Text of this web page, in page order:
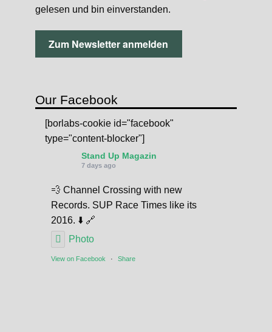
gelesen und bin einverstanden.
Our Facebook
[borlabs-cookie id="facebook"
type="content-blocker"]
Stand Up Magazin
7 days ago
💨 Channel Crossing with new
Records. SUP Race Times like its
2016. ⬇️ 🔗
Photo
View on Facebook · Share